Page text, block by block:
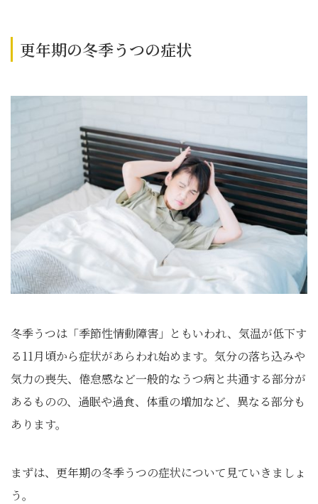
更年期の冬季うつの症状
冬季うつは「季節性情動障害」ともいわれ、気温が低下す
る11月頃から症状があらわれ始めます。気分の落ち込みや
気力の喪失、倦怠感など一般的なうつ病と共通する部分が
あるものの、過眠や過食、体重の増加など、異なる部分も
あります。
まずは、更年期の冬季うつの症状について見ていきましょ
う。